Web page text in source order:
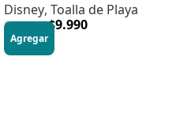
Disney, Toalla de Playa
$15.990 $9.990
Agregar